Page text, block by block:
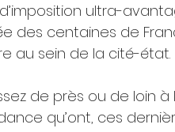
ultra-
des centaines de
au sein de la cité-état.
de près ou de loin
qu’ont, ces